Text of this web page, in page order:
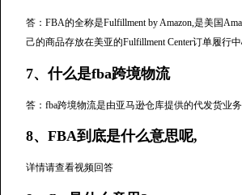
答：FBA的全称是Fulfillment by Amazon,是美国
己的商品存放在美亚的Fulfillment Center订单履行
7、什么是fba跨境物流
答：fba跨境物流是由亚马逊仓库提供的代发货业
8、FBA到底是什么意思呢,
详情请查看视频回答